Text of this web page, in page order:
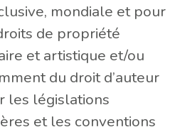
mondiale et pour
de propriété
et artistique et/ou
du droit d’auteur
les législations
et les conventions